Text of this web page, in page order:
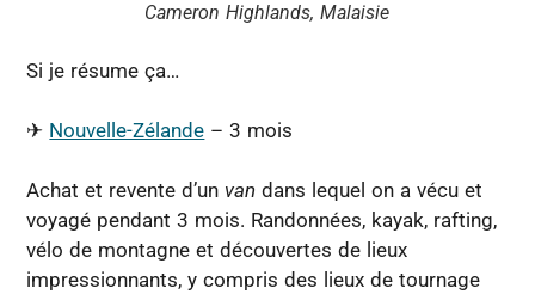
Cameron Highlands, Malaisie
Si je résume ça…
✈︎ Nouvelle-Zélande – 3 mois
Achat et revente d’un van dans lequel on a vécu et
voyagé pendant 3 mois. Randonnées, kayak, rafting,
vélo de montagne et découvertes de lieux
impressionnants, y compris des lieux de tournage